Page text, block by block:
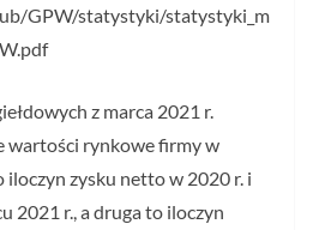
GPW/statystyki/statystyki_m
z marca 2021 r.
wartości rynkowe firmy w
iloczyn zysku netto w 2020 r. i
2021 r., a druga to iloczyn